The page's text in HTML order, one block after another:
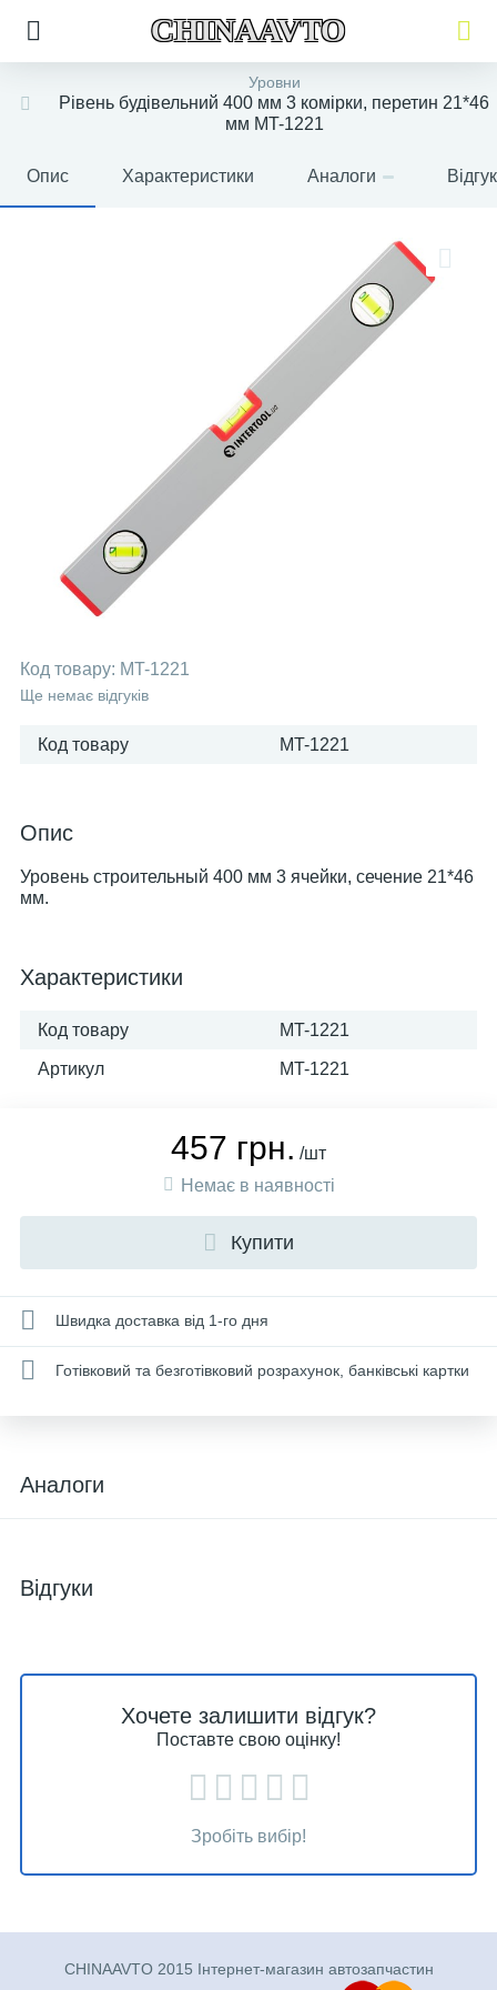
CHINAAVTO
Уровни
Рівень будівельний 400 мм 3 комірки, перетин 21*46
мм MT-1221
Опис Характеристики Аналоги
Код товару: MT-1221
Ще немає відгуків
Код товару MT-1221
Опис
Уровень строительный 400 мм 3 ячейки, сечение 21*46
мм.
Характеристики
Код товару MT-1221
Артикул MT-1221
457 грн. /шт
Немає в наявності
Купити
Швидка доставка від 1-го дня
Готівковий та безготівковий розрахунок, банківські картки
Аналоги
Відгуки
Хочете залишити відгук?
Поставте свою оцінку!
Зробіть вибір!
CHINAAVTO 2015 Інтернет-магазин автозапчастин